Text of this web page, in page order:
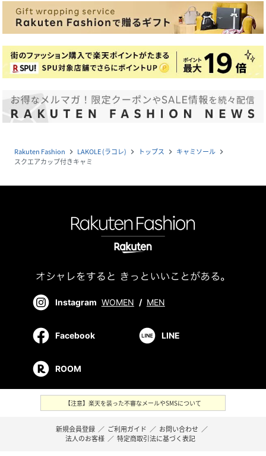
Rakuten Fashion navigate_next LAKOLE (ラコレ) navigate_next トップス navigate_next キャミソール navigate_next
スクエアカップ付きキャミ
Instagram WOMEN / MEN
Facebook LINE
ROOM
【注意】楽天を装った不審なメールやSMSについて
新規会員登録 ／ ご利用ガイド ／ お問い合わせ ／
法人のお客様 ／ 特定商取引法に基づく表記